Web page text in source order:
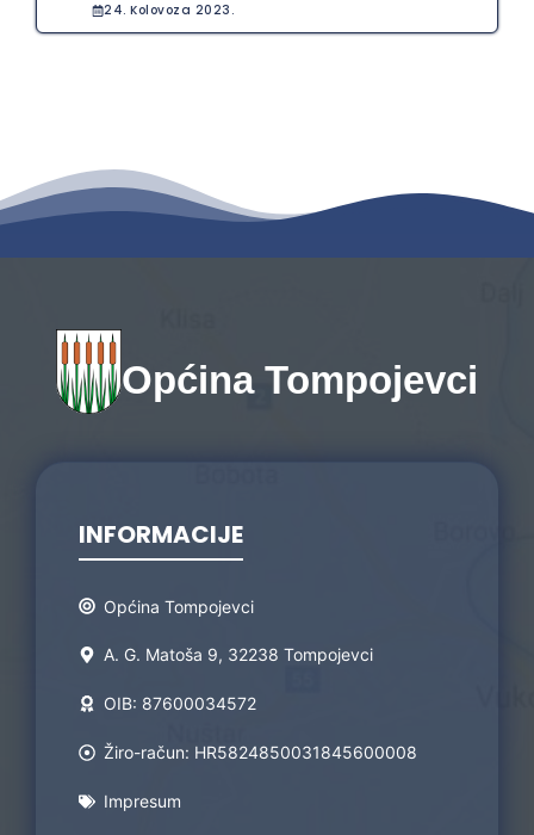
24. Kolovoza 2023.
Općina Tompojevci
INFORMACIJE
Općina Tompojevci
A. G. Matoša 9, 32238 Tompojevci
OIB: 87600034572
Žiro-račun: HR5824850031845600008
Impresum